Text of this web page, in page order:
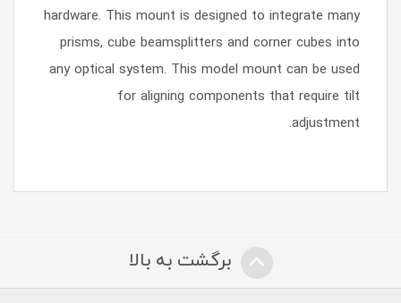
hardware. This mount is designed to integrate many
prisms, cube beamsplitters and corner cubes into
any optical system. This model mount can be used
for aligning components that require tilt
adjustment.
برگشت به بالا